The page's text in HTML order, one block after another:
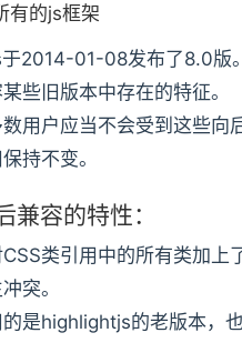
有的js框架
2014-01-08发布了8.0版
些旧版本中存在的特征。
用户应当不会受到这些向
持不变。
兼容的特性：
类引用中的所有类加上
突。
是highlightjs的老版本，